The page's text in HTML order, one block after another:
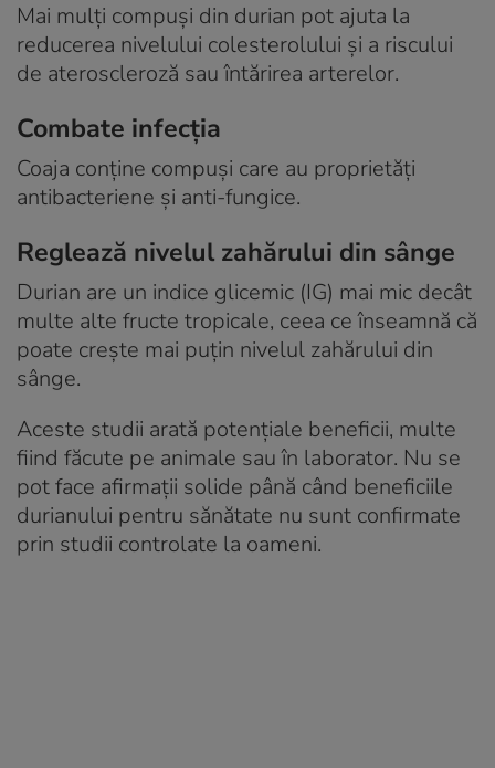
Mai mulți compuși din durian pot ajuta la
reducerea nivelului colesterolului și a riscului
de ateroscleroză sau întărirea arterelor.
Combate infecția
Coaja conține compuși care au proprietăți
antibacteriene și anti-fungice.
Reglează nivelul zahărului din sânge
Durian are un indice glicemic (IG) mai mic decât
multe alte fructe tropicale, ceea ce înseamnă că
poate crește mai puțin nivelul zahărului din
sânge.
Aceste studii arată potențiale beneficii, multe
fiind făcute pe animale sau în laborator. Nu se
pot face afirmații solide până când beneficiile
durianului pentru sănătate nu sunt confirmate
prin studii controlate la oameni.